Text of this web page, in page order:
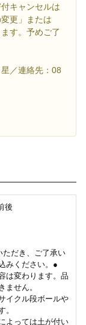
キャンセルは
更」または
す。予めご了
／連絡先：08
後
ただき、ご了承い
みください。●
は変わります。品
ません。
イクル段ボールや
。
よっては土が付い